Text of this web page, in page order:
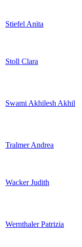
Stiefel Anita
Stoll Clara
Swami Akhilesh Akhil
Tralmer Andrea
Wacker Judith
Wernthaler Patrizia